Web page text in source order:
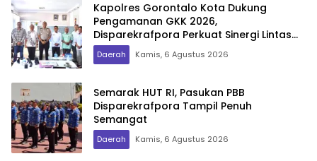
Kapolres Gorontalo Kota Dukung
Pengamanan GKK 2026,
Disparekrafpora Perkuat Sinergi Lintas
Sektor
Daerah Kamis, 6 Agustus 2026
Semarak HUT RI, Pasukan PBB
Disparekrafpora Tampil Penuh
Semangat
Daerah Kamis, 6 Agustus 2026